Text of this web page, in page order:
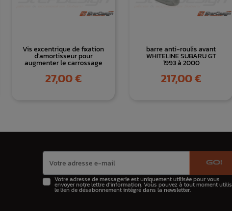
Vis excentrique de fixation
d'amortisseur pour
augmenter le carrossage
Prix
27,00 €
barre anti-roulis avant
WHITELINE SUBARU GT
1993 à 2000
Prix
217,00 €
GO!
Votre adresse de messagerie est uniquement utilisée pour vous
envoyer notre lettre d'information. Vous pouvez à tout moment
le lien de désabonnement intégré dans la newsletter.